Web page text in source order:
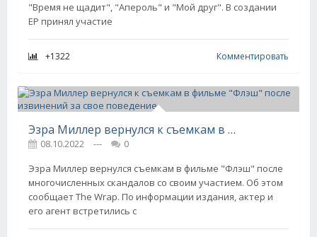
"Время не щадит", "Апероль" и "Мой друг". В создании
EP принял участие
+1322 Комментировать
Эзра Миллер вернулся к съемкам в фильме "Флэш" после извинений за свое поведение
08.10.2022 ---
0
Эзра Миллер вернулся съемкам в фильме "Флэш" после
многочисленных скандалов со своим участием. Об этом
сообщает The Wrap. По информации издания, актер и
его агент встретились с